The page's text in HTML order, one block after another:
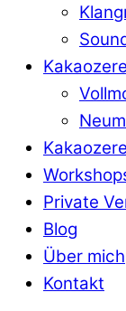
Private
Blog
Über mich
Kontakt